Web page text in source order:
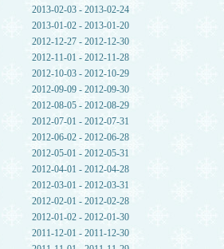
2013-02-03 - 2013-02-24
2013-01-02 - 2013-01-20
2012-12-27 - 2012-12-30
2012-11-01 - 2012-11-28
2012-10-03 - 2012-10-29
2012-09-09 - 2012-09-30
2012-08-05 - 2012-08-29
2012-07-01 - 2012-07-31
2012-06-02 - 2012-06-28
2012-05-01 - 2012-05-31
2012-04-01 - 2012-04-28
2012-03-01 - 2012-03-31
2012-02-01 - 2012-02-28
2012-01-02 - 2012-01-30
2011-12-01 - 2011-12-30